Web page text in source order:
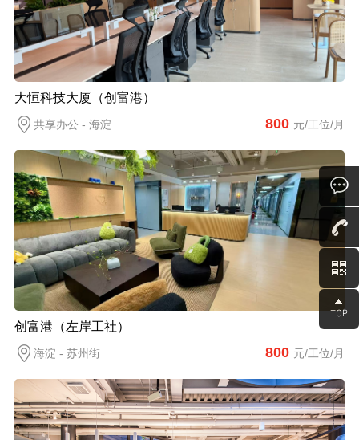
大恒科技大厦（创富港）
共享办公 - 海淀 800 元/工位/月
创富港（左岸工社）
海淀 - 苏州街 800 元/工位/月